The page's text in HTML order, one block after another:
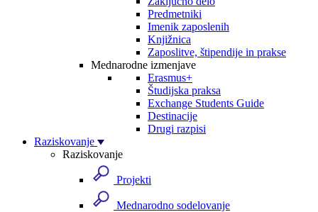
Predmetniki
Imenik zaposlenih
Knjižnica
Zaposlitve, štipendije in prakse
Mednarodne izmenjave
Erasmus+
Študijska praksa
Exchange Students Guide
Destinacije
Drugi razpisi
Raziskovanje
Raziskovanje
Projekti
Mednarodno sodelovanje